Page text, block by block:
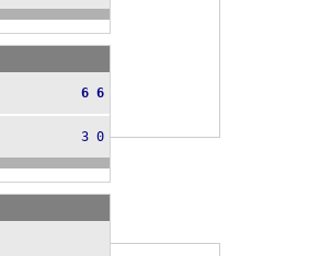
6 6
3 0